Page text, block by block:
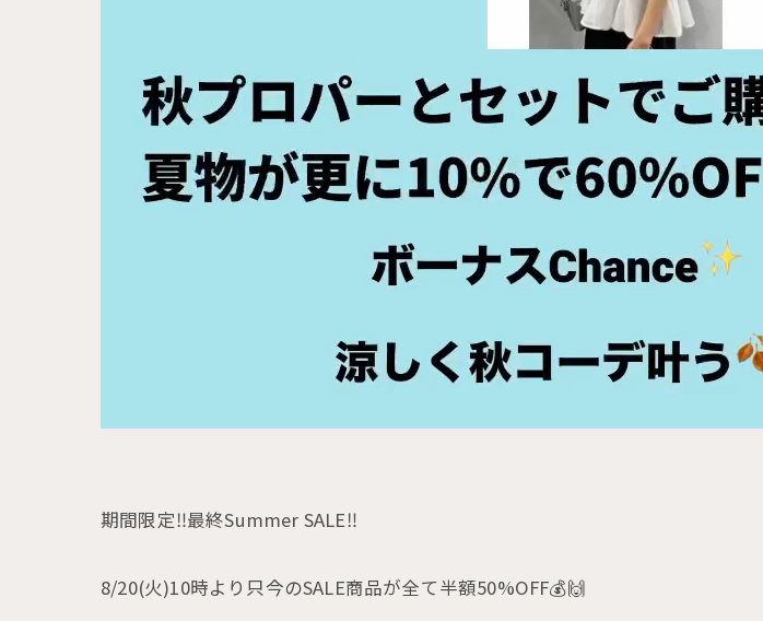
期間限定‼️最終Summer SALE‼️
8/20(火)10時より只今のSALE商品が全て半額50%OFF💰🙌